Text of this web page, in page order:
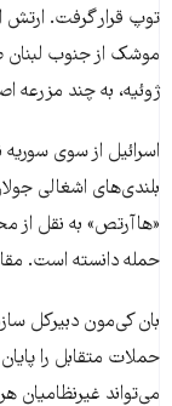
توپ قرار گرفت. ارتش
ژوئیه، به چند مزرعه
اسرائیل از سوی
بلندی‌های اشغالی
«هاآرتص» به نقل از
حمله دانسته است.
بان کی‌مون دبیرکل
حملات متقابل را
می‌تواند غیرنظامیان